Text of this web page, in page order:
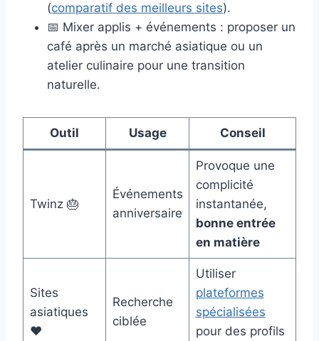
(comparatif des meilleurs sites).
📅 Mixer applis + événements : proposer un
café après un marché asiatique ou un
atelier culinaire pour une transition
naturelle.
Outil Usage Conseil
Twinz 🎂
Événements
anniversaire
Provoque une
complicité
instantanée,
bonne entrée
en matière
Sites
asiatiques
❤️
Recherche
ciblée
Utiliser
plateformes
spécialisées
pour des profils